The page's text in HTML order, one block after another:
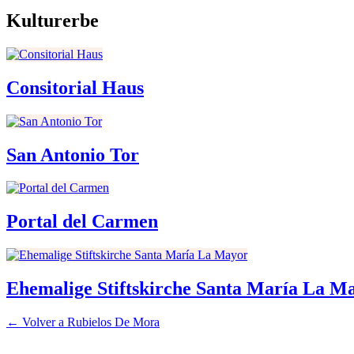
Kulturerbe
Consitorial Haus
San Antonio Tor
Portal del Carmen
Ehemalige Stiftskirche Santa María La
← Volver a Rubielos De Mora